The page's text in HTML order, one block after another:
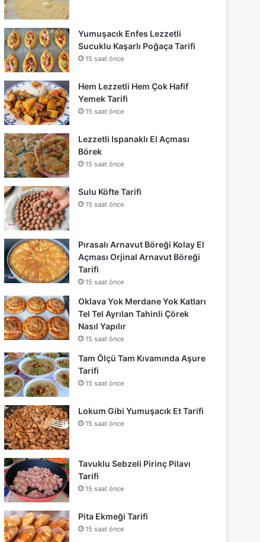
Yumuşacık Enfes Lezzetli
Sucuklu Kaşarlı Poğaça Tarifi
15 saat önce
Hem Lezzetli Hem Çok Hafif
Yemek Tarifi
15 saat önce
Lezzetli Ispanaklı El Açması
Börek
15 saat önce
Sulu Köfte Tarifi
15 saat önce
Pırasalı Arnavut Böreği Kolay El
Açması Orjinal Arnavut Böreği
Tarifi
15 saat önce
Oklava Yok Merdane Yok Katları
Tel Tel Ayrılan Tahinli Çörek
Nasıl Yapılır
15 saat önce
Tam Ölçü Tam Kıvamında Aşure
Tarifi
15 saat önce
Lokum Gibi Yumuşacık Et Tarifi
15 saat önce
Tavuklu Sebzeli Pirinç Pilavı
Tarifi
15 saat önce
Pita Ekmeği Tarifi
15 saat önce